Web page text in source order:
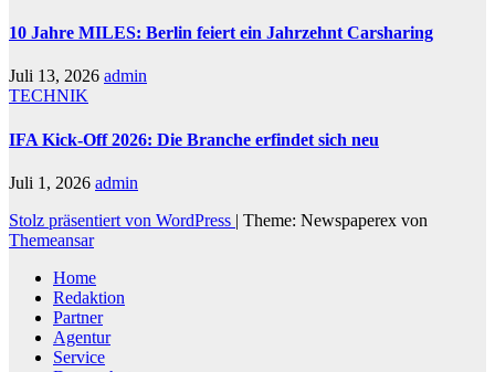
10 Jahre MILES: Berlin feiert ein Jahrzehnt Carsharing
Juli 13, 2026 admin
TECHNIK
IFA Kick-Off 2026: Die Branche erfindet sich neu
Juli 1, 2026 admin
Stolz präsentiert von WordPress | Theme: Newspaperex von
Themeansar
Home
Redaktion
Partner
Agentur
Service